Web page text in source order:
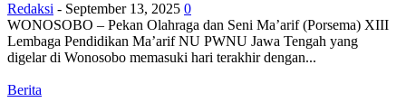
Redaksi - September 13, 2025 0
WONOSOBO – Pekan Olahraga dan Seni Ma’arif (Porsema) XIII
Lembaga Pendidikan Ma’arif NU PWNU Jawa Tengah yang
digelar di Wonosobo memasuki hari terakhir dengan...
Berita